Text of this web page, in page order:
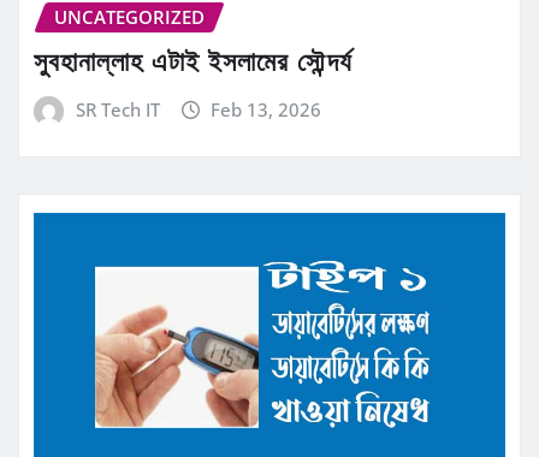
UNCATEGORIZED
সুবহানাল্লাহ এটাই ইসলামের সৌন্দর্য
SR Tech IT Feb 13, 2026